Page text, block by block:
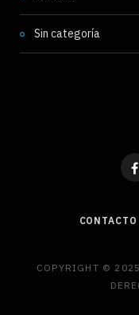
Sin categoría
CONTACTO
COPYRIGHT ©